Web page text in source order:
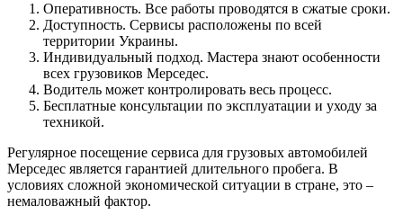
Оперативность. Все работы проводятся в сжатые сроки.
Доступность. Сервисы расположены по всей
территории Украины.
Индивидуальный подход. Мастера знают особенности
всех грузовиков Мерседес.
Водитель может контролировать весь процесс.
Бесплатные консультации по эксплуатации и уходу за
техникой.
Регулярное посещение сервиса для грузовых автомобилей
Мерседес является гарантией длительного пробега. В
условиях сложной экономической ситуации в стране, это –
немаловажный фактор.